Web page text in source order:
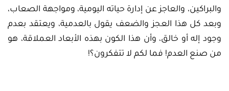
والبراكين، والعاجز عن إدارة حياته اليومية، ومواجهة الصعاب،
وبعد كل هذا العجز والضعف يقول بالعدمية، ويعتقد بعدم
وجود إله أو خالق، وأن هذا الكون بهذه الأبعاد العملاقة، هو
من صنع العدم! فما لكم لا تتفكرون؟!